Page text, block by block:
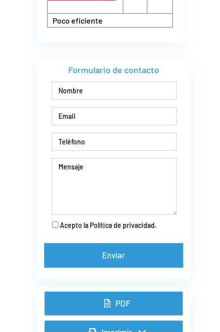
Poco eficiente
Formulario de contacto
Acepto la Política de privacidad.
PDF